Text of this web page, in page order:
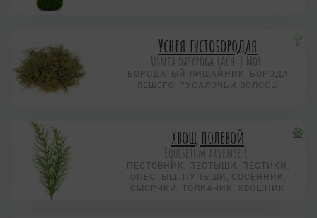
Уснея густобородая
Usnea dasypoga (Ach.) Mot.
БОРОДАТЫЙ ЛИШАЙНИК, БОРОДА
ЛЕШЕГО, РУСАЛОЧЬИ ВОЛОСЫ
Хвощ полевой
Equisetum arvense L.
ПЕСТОВНИК, ПЕСТЫШИ, ПЕСТИКИ,
ОПЕСТЫШ, ПУПЫШИ, СОСЕННИК,
СМОРЧКИ, ТОЛКАЧИК, ХВОШНИК